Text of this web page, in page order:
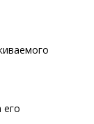
его